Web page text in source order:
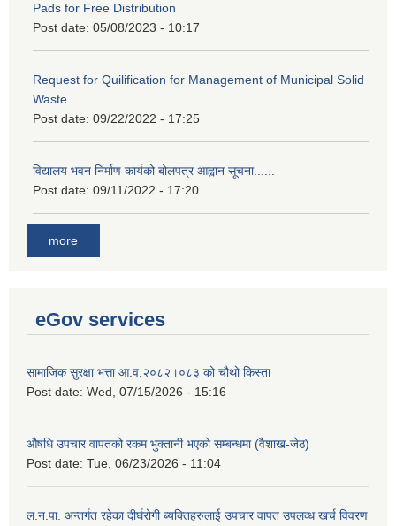
Pads for Free Distribution
Post date: 05/08/2023 - 10:17
Request for Quilification for Management of Municipal Solid
Waste...
Post date: 09/22/2022 - 17:25
विद्यालय भवन निर्माण कार्यको बोलपत्र आह्वान सूचना......
Post date: 09/11/2022 - 17:20
more
eGov services
सामाजिक सुरक्षा भत्ता आ.व.२०८२।०८३ को चौथो किस्ता
Post date: Wed, 07/15/2026 - 15:16
औषधि उपचार वापतको रकम भुक्तानी भएको सम्बन्धमा (वैशाख-जेठ)
Post date: Tue, 06/23/2026 - 11:04
ल.न.पा. अन्तर्गत रहेका दीर्घरोगी ब्यक्तिहरुलाई उपचार वापत उपलव्ध खर्च विवरण